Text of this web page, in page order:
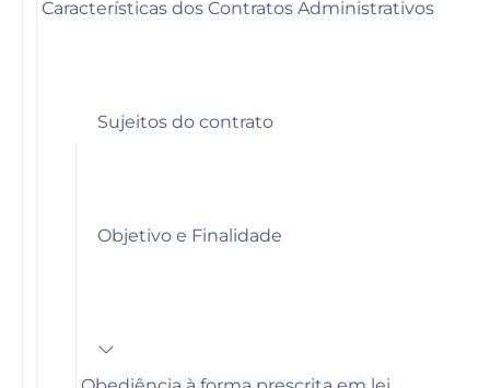
Características dos Contratos Administrativos
Sujeitos do contrato
Objetivo e Finalidade